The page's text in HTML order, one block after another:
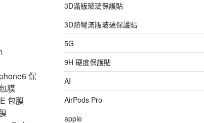
保
膜
包膜
3D滿版玻璃保護貼
3D熱彎滿版玻璃保護貼
5G
9H 硬度保護貼
AI
AirPods Pro
apple